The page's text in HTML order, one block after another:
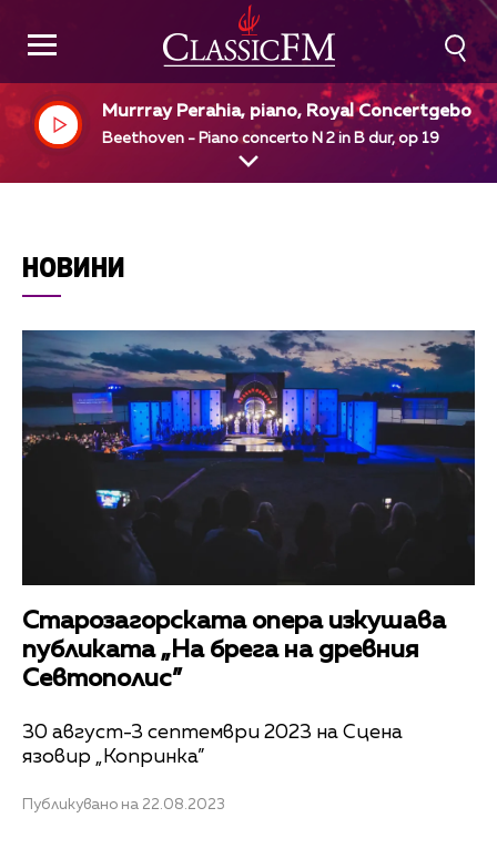
Murrray Perahia, piano, Royal Concertgebouw
Orcestra, Amsterdam, Bernard Haitink, dir
Beethoven - Piano concerto N 2 in B dur, op 19
НОВИНИ
Старозагорската опера изкушава
публиката „На брега на древния
Севтополис”
30 август-3 септември 2023 на Сцена
язовир „Копринка”
Публикувано на 22.08.2023